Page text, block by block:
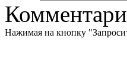
Нажимая на кнопку